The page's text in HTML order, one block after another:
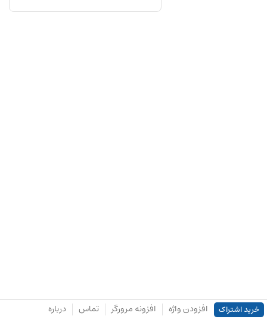
خرید اشتراک افزودن واژه افزونه مرورگر تماس درباره